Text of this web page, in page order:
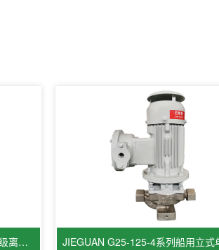
JIEGUAN DL30-270系列船用立式多级离心泵